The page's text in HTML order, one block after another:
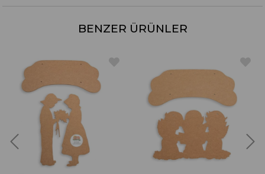
BENZER ÜRÜNLER